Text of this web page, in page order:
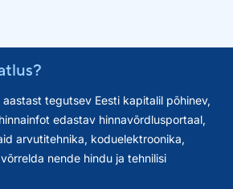
aastast tegutsev Eesti kapitalil põhinev,
edastav hinnavõrdlusportaal,
arvutitehnika, koduelektroonika,
nende hindu ja tehnilisi